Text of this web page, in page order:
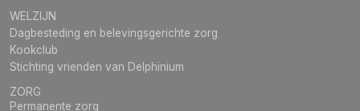
WELZIJN
Dagbesteding en belevingsgerichte zorg
Kookclub
Stichting vrienden van Delphinium
ZORG
Permanente zorg